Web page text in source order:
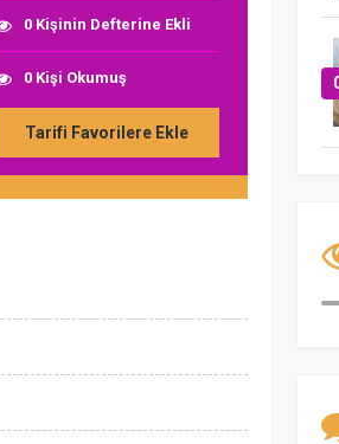
0 Kişinin Defterine Ekli
0 Kişi Okumuş
Tarifi Favorilere Ekle